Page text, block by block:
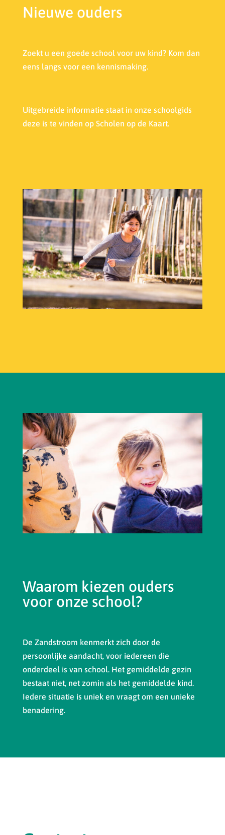
Nieuwe ouders
Zoekt u een goede school voor uw kind? Kom dan
eens langs voor een kennismaking.
Uitgebreide informatie staat in onze schoolgids
deze is te vinden op Scholen op de Kaart.
Waarom kiezen ouders
voor onze school?
De Zandstroom kenmerkt zich door de
persoonlijke aandacht, voor iedereen die
onderdeel is van school. Het gemiddelde gezin
bestaat niet, net zomin als het gemiddelde kind.
Iedere situatie is uniek en vraagt om een unieke
benadering.